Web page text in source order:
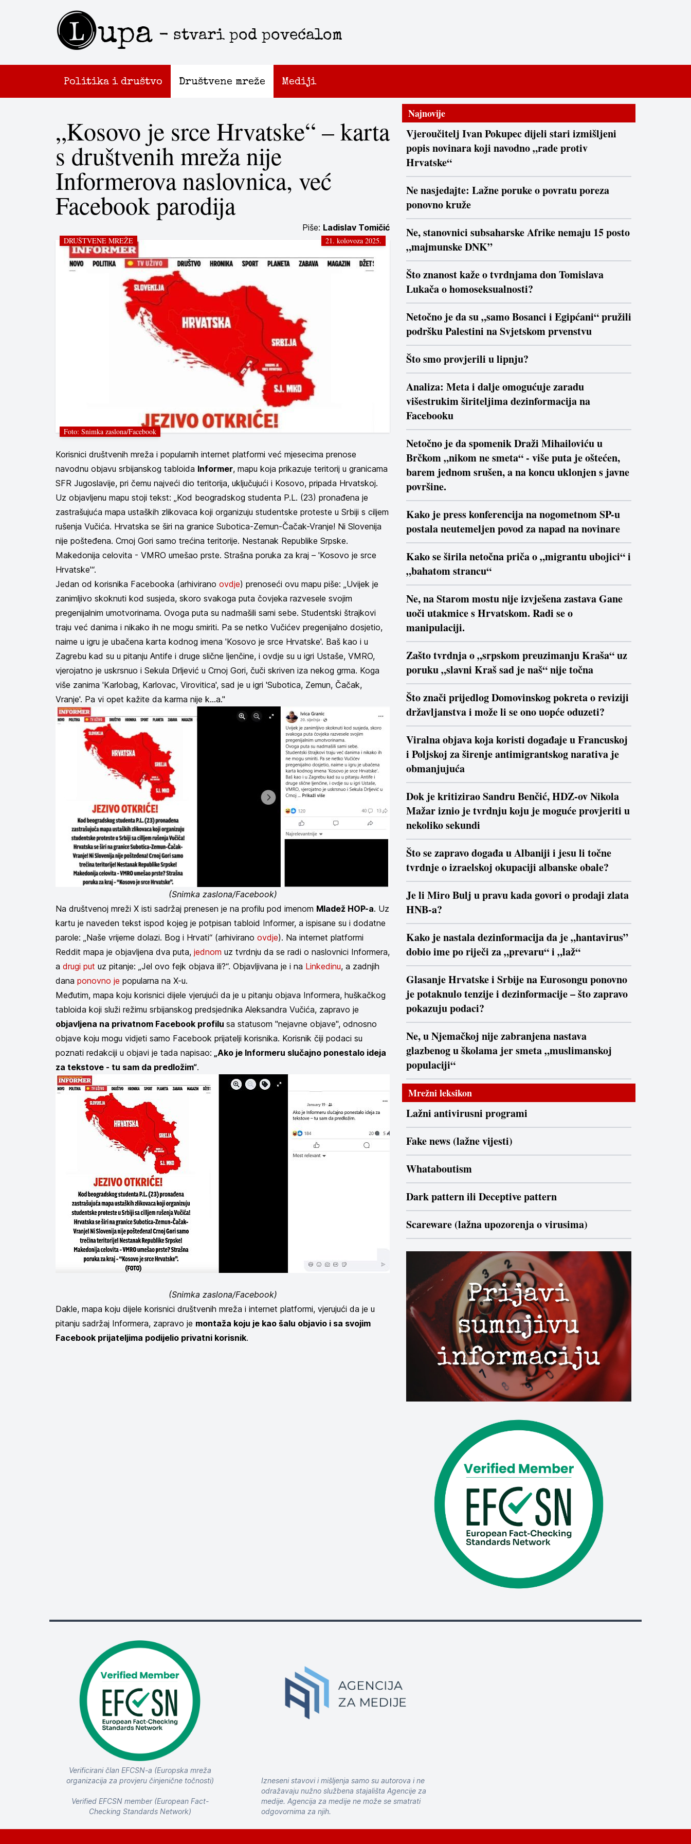
Lupa - stvari pod povećalom
Politika i društvo Društvene mreže Mediji
„Kosovo je srce Hrvatske“ – karta
s društvenih mreža nije
Informerova naslovnica, već
Facebook parodija
Piše: Ladislav Tomičić
DRUŠTVENE MREŽE 21. kolovoza 2025.
Foto: Snimka zaslona/Facebook
Korisnici društvenih mreža i popularnih internet platformi već mjesecima prenose
navodnu objavu srbijanskog tabloida Informer, mapu koja prikazuje teritorij u granicama
SFR Jugoslavije, pri čemu najveći dio teritorija, uključujući i Kosovo, pripada Hrvatskoj.
Uz objavljenu mapu stoji tekst: „Kod beogradskog studenta P.L. (23) pronađena je
zastrašujuća mapa ustaških zlikovaca koji organizuju studentske proteste u Srbiji s ciljem
rušenja Vučića. Hrvatska se širi na granice Subotica-Zemun-Čačak-Vranje! Ni Slovenija
nije pošteđena. Crnoj Gori samo trećina teritorije. Nestanak Republike Srpske.
Makedonija celovita - VMRO umešao prste. Strašna poruka za kraj – 'Kosovo je srce
Hrvatske'“.
Jedan od korisnika Facebooka (arhivirano ovdje) prenoseći ovu mapu piše: „Uvijek je
zanimljivo skoknuti kod susjeda, skoro svakoga puta čovjeka razvesele svojim
pregenijalnim umotvorinama. Ovoga puta su nadmašili sami sebe. Studentski štrajkovi
traju već danima i nikako ih ne mogu smiriti. Pa se netko Vučićev pregenijalno dosjetio,
naime u igru je ubačena karta kodnog imena 'Kosovo je srce Hrvatske'. Baš kao i u
Zagrebu kad su u pitanju Antife i druge slične ljenčine, i ovdje su u igri Ustaše, VMRO,
vjerojatno je uskrsnuo i Sekula Drljević u Crnoj Gori, čuči skriven iza nekog grma. Koga
više zanima 'Karlobag, Karlovac, Virovitica', sad je u igri 'Subotica, Zemun, Čačak,
Vranje'. Pa vi opet kažite da karma nije k...a."
(Snimka zaslona/Facebook)
Na društvenoj mreži X isti sadržaj prenesen je na profilu pod imenom Mladež HOP-a. Uz
kartu je naveden tekst ispod kojeg je potpisan tabloid Informer, a ispisane su i dodatne
parole: „Naše vrijeme dolazi. Bog i Hrvati“ (arhivirano ovdje). Na internet platformi
Reddit mapa je objavljena dva puta, jednom uz tvrdnju da se radi o naslovnici Informera,
a drugi put uz pitanje: „Jel ovo fejk objava ili?“. Objavljivana je i na Linkedinu, a zadnjih
dana ponovno je popularna na X-u.
Međutim, mapa koju korisnici dijele vjerujući da je u pitanju objava Informera, huškačkog
tabloida koji služi režimu srbijanskog predsjednika Aleksandra Vučića, zapravo je
objavljena na privatnom Facebook profilu sa statusom "nejavne objave", odnosno
objave koju mogu vidjeti samo Facebook prijatelji korisnika. Korisnik čiji podaci su
poznati redakciji u objavi je tada napisao: „Ako je Informeru slučajno ponestalo ideja
za tekstove - tu sam da predložim“.
(Snimka zaslona/Facebook)
Dakle, mapa koju dijele korisnici društvenih mreža i internet platformi, vjerujući da je u
pitanju sadržaj Informera, zapravo je montaža koju je kao šalu objavio i sa svojim
Facebook prijateljima podijelio privatni korisnik.
Najnovije
Vjeroučitelj Ivan Pokupec dijeli stari izmišljeni
popis novinara koji navodno „rade protiv
Hrvatske“
Ne nasjedajte: Lažne poruke o povratu poreza
ponovno kruže
Ne, stanovnici subsaharske Afrike nemaju 15 posto
„majmunske DNK”
Što znanost kaže o tvrdnjama don Tomislava
Lukača o homoseksualnosti?
Netočno je da su „samo Bosanci i Egipćani“ pružili
podršku Palestini na Svjetskom prvenstvu
Što smo provjerili u lipnju?
Analiza: Meta i dalje omogućuje zaradu
višestrukim širiteljima dezinformacija na
Facebooku
Netočno je da spomenik Draži Mihailoviću u
Brčkom „nikom ne smeta“ - više puta je oštećen,
barem jednom srušen, a na koncu uklonjen s javne
površine.
Kako je press konferencija na nogometnom SP-u
postala neutemeljen povod za napad na novinare
Kako se širila netočna priča o „migrantu ubojici“ i
„bahatom strancu“
Ne, na Starom mostu nije izvješena zastava Gane
uoči utakmice s Hrvatskom. Radi se o
manipulaciji.
Zašto tvrdnja o „srpskom preuzimanju Kraša“ uz
poruku „slavni Kraš sad je naš“ nije točna
Što znači prijedlog Domovinskog pokreta o reviziji
državljanstva i može li se ono uopće oduzeti?
Viralna objava koja koristi događaje u Francuskoj
i Poljskoj za širenje antimigrantskog narativa je
obmanjujuća
Dok je kritizirao Sandru Benčić, HDZ-ov Nikola
Mažar iznio je tvrdnju koju je moguće provjeriti u
nekoliko sekundi
Što se zapravo događa u Albaniji i jesu li točne
tvrdnje o izraelskoj okupaciji albanske obale?
Je li Miro Bulj u pravu kada govori o prodaji zlata
HNB-a?
Kako je nastala dezinformacija da je „hantavirus”
dobio ime po riječi za „prevaru“ i „laž“
Glasanje Hrvatske i Srbije na Eurosongu ponovno
je potaknulo tenzije i dezinformacije – što zapravo
pokazuju podaci?
Ne, u Njemačkoj nije zabranjena nastava
glazbenog u školama jer smeta „muslimanskoj
populaciji“
Mrežni leksikon
Lažni antivirusni programi
Fake news (lažne vijesti)
Whataboutism
Dark pattern ili Deceptive pattern
Scareware (lažna upozorenja o virusima)
Verificirani član EFCSN-a (Europska mreža
organizacija za provjeru činjenične točnosti)
Verified EFCSN member (European Fact-
Checking Standards Network)
Izneseni stavovi i mišljenja samo su autorova i ne
odražavaju nužno službena stajališta Agencije za
medije. Agencija za medije ne može se smatrati
odgovornima za njih.